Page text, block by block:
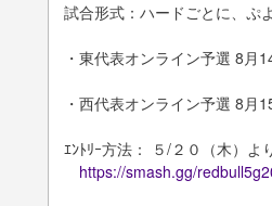
試合形式：ハードごとに、ぷ
・東代表オンライン予選 8月
・西代表オンライン予選 8月
ｴﾝﾄﾘｰ方法： ５/２０（木）
https://smash.gg/